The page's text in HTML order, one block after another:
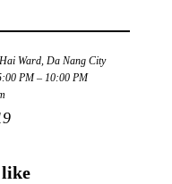
Ward, Da Nang City
PM – 10:00 PM
like